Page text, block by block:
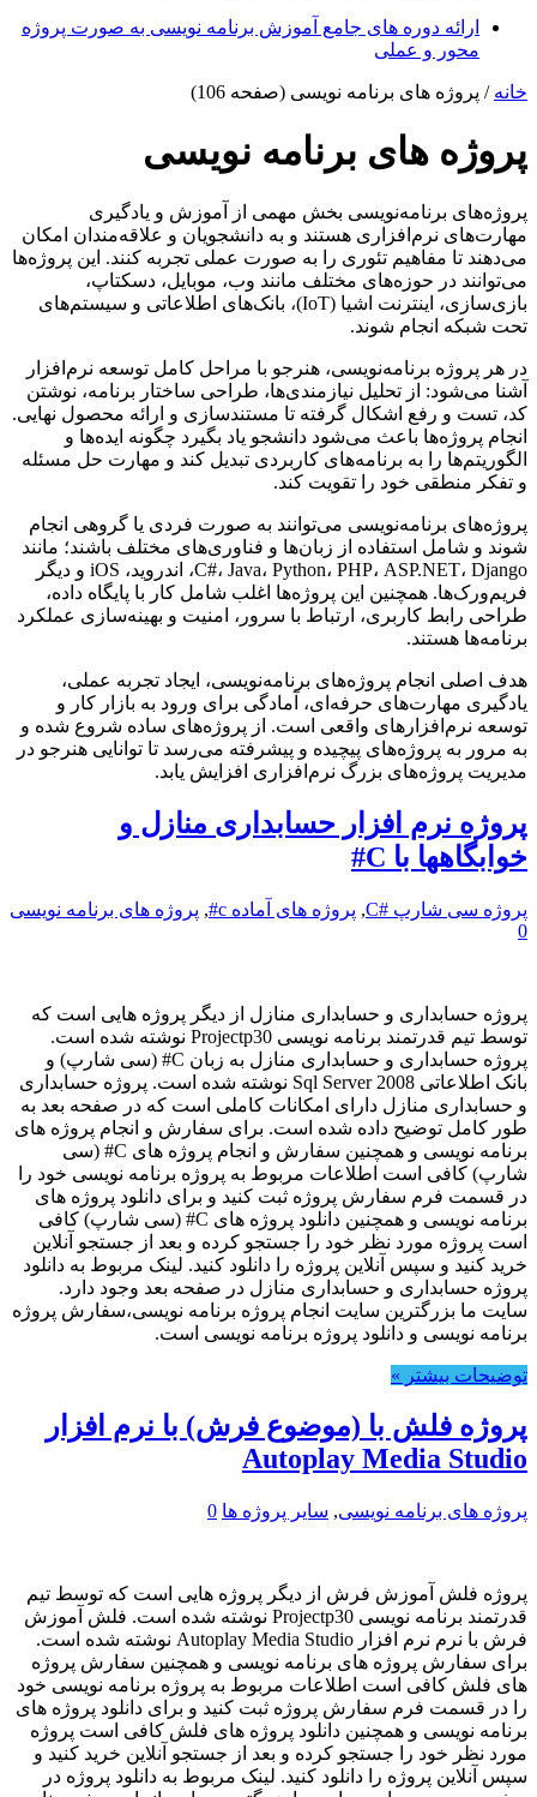
ارائه دوره های جامع آموزش برنامه نویسی به صورت پروژه
محور و عملی
خانه / پروژه های برنامه نویسی (صفحه 106)
پروژه های برنامه نویسی
پروژه‌های برنامه‌نویسی بخش مهمی از آموزش و یادگیری
مهارت‌های نرم‌افزاری هستند و به دانشجویان و علاقه‌مندان امکان
می‌دهند تا مفاهیم تئوری را به صورت عملی تجربه کنند. این پروژه‌ها
می‌توانند در حوزه‌های مختلف مانند وب، موبایل، دسکتاپ،
بازی‌سازی، اینترنت اشیا (IoT)، بانک‌های اطلاعاتی و سیستم‌های
تحت شبکه انجام شوند.
در هر پروژه برنامه‌نویسی، هنرجو با مراحل کامل توسعه نرم‌افزار
آشنا می‌شود: از تحلیل نیازمندی‌ها، طراحی ساختار برنامه، نوشتن
کد، تست و رفع اشکال گرفته تا مستندسازی و ارائه محصول نهایی.
انجام پروژه‌ها باعث می‌شود دانشجو یاد بگیرد چگونه ایده‌ها و
الگوریتم‌ها را به برنامه‌های کاربردی تبدیل کند و مهارت حل مسئله
و تفکر منطقی خود را تقویت کند.
پروژه‌های برنامه‌نویسی می‌توانند به صورت فردی یا گروهی انجام
شوند و شامل استفاده از زبان‌ها و فناوری‌های مختلف باشند؛ مانند
C#، Java، Python، PHP، ASP.NET، Django، اندروید، iOS و دیگر
فریم‌ورک‌ها. همچنین این پروژه‌ها اغلب شامل کار با پایگاه داده،
طراحی رابط کاربری، ارتباط با سرور، امنیت و بهینه‌سازی عملکرد
برنامه‌ها هستند.
هدف اصلی انجام پروژه‌های برنامه‌نویسی، ایجاد تجربه عملی،
یادگیری مهارت‌های حرفه‌ای، آمادگی برای ورود به بازار کار و
توسعه نرم‌افزارهای واقعی است. از پروژه‌های ساده شروع شده و
به مرور به پروژه‌های پیچیده و پیشرفته می‌رسد تا توانایی هنرجو در
مدیریت پروژه‌های بزرگ نرم‌افزاری افزایش یابد.
پروژه نرم افزار حسابداری منازل و
خوابگاهها با C#
پروژه سی شارپ #C , پروژه های آماده c# , پروژه های برنامه نویسی
0
پروژه حسابداری و حسابداری منازل از دیگر پروژه هایی است که
توسط تیم قدرتمند برنامه نویسی Projectp30 نوشته شده است.
پروژه حسابداری و حسابداری منازل به زبان C# (سی شارپ) و
بانک اطلاعاتی Sql Server 2008 نوشته شده است. پروژه حسابداری
و حسابداری منازل دارای امکانات کاملی است که در صفحه بعد به
طور کامل توضیح داده شده است. برای سفارش و انجام پروژه های
برنامه نویسی و همچنین سفارش و انجام پروژه های C# (سی
شارپ) کافی است اطلاعات مربوط به پروژه برنامه نویسی خود را
در قسمت فرم سفارش پروژه ثبت کنید و برای دانلود پروژه های
برنامه نویسی و همچنین دانلود پروژه های C# (سی شارپ) کافی
است پروژه مورد نظر خود را جستجو کرده و بعد از جستجو آنلاین
خرید کنید و سپس آنلاین پروژه را دانلود کنید. لینک مربوط به دانلود
پروژه حسابداری و حسابداری منازل در صفحه بعد وجود دارد.
سایت ما بزرگترین سایت انجام پروژه برنامه نویسی،سفارش پروژه
برنامه نویسی و دانلود پروژه برنامه نویسی است.
توضیحات بیشتر »
پروژه فلش با (موضوع فرش) با نرم افزار
Autoplay Media Studio
پروژه های برنامه نویسی, سایر پروژه ها 0
پروژه فلش آموزش فرش از دیگر پروژه هایی است که توسط تیم
قدرتمند برنامه نویسی Projectp30 نوشته شده است. فلش آموزش
فرش با نرم نرم افزار Autoplay Media Studio نوشته شده است.
برای سفارش پروژه های برنامه نویسی و همچنین سفارش پروژه
های فلش کافی است اطلاعات مربوط به پروژه برنامه نویسی خود
را در قسمت فرم سفارش پروژه ثبت کنید و برای دانلود پروژه های
برنامه نویسی و همچنین دانلود پروژه های فلش کافی است پروژه
مورد نظر خود را جستجو کرده و بعد از جستجو آنلاین خرید کنید و
سپس آنلاین پروژه را دانلود کنید. لینک مربوط به دانلود پروژه در